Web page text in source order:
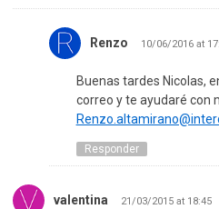
Renzo 10/06/2016 at
Buenas tardes Nicolas,
correo y te ayudaré con
Responder
valentina 21/03/2015 at 18:45